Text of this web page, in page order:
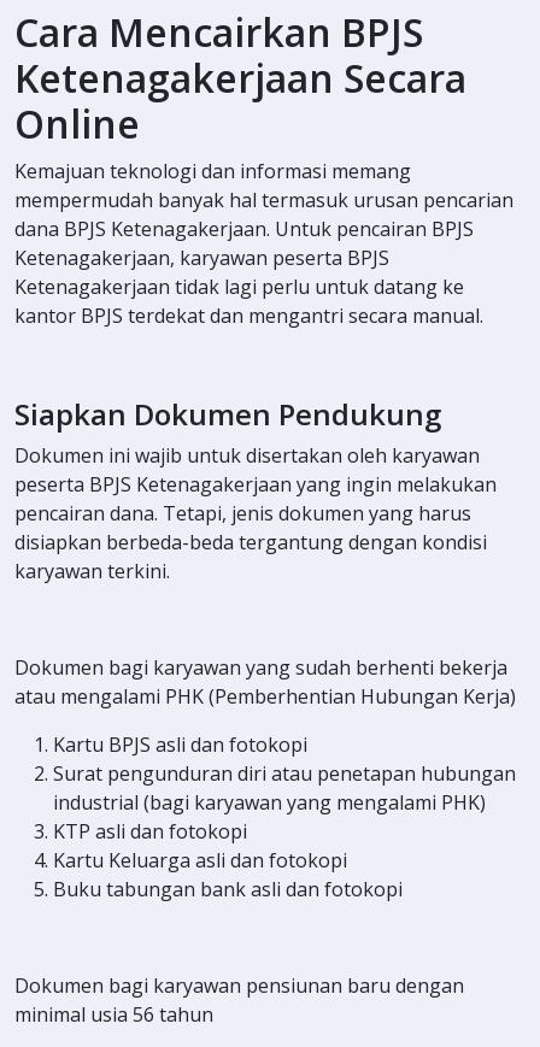
Cara Mencairkan BPJS
Ketenagakerjaan Secara
Online
Kemajuan teknologi dan informasi memang
mempermudah banyak hal termasuk urusan pencarian
dana BPJS Ketenagakerjaan. Untuk pencairan BPJS
Ketenagakerjaan, karyawan peserta BPJS
Ketenagakerjaan tidak lagi perlu untuk datang ke
kantor BPJS terdekat dan mengantri secara manual.
Siapkan Dokumen Pendukung
Dokumen ini wajib untuk disertakan oleh karyawan
peserta BPJS Ketenagakerjaan yang ingin melakukan
pencairan dana. Tetapi, jenis dokumen yang harus
disiapkan berbeda-beda tergantung dengan kondisi
karyawan terkini.
Dokumen bagi karyawan yang sudah berhenti bekerja
atau mengalami PHK (Pemberhentian Hubungan Kerja)
Kartu BPJS asli dan fotokopi
Surat pengunduran diri atau penetapan hubungan
industrial (bagi karyawan yang mengalami PHK)
KTP asli dan fotokopi
Kartu Keluarga asli dan fotokopi
Buku tabungan bank asli dan fotokopi
Dokumen bagi karyawan pensiunan baru dengan
minimal usia 56 tahun